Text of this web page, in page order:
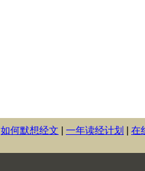
如何默想经文 一年读经计划 在